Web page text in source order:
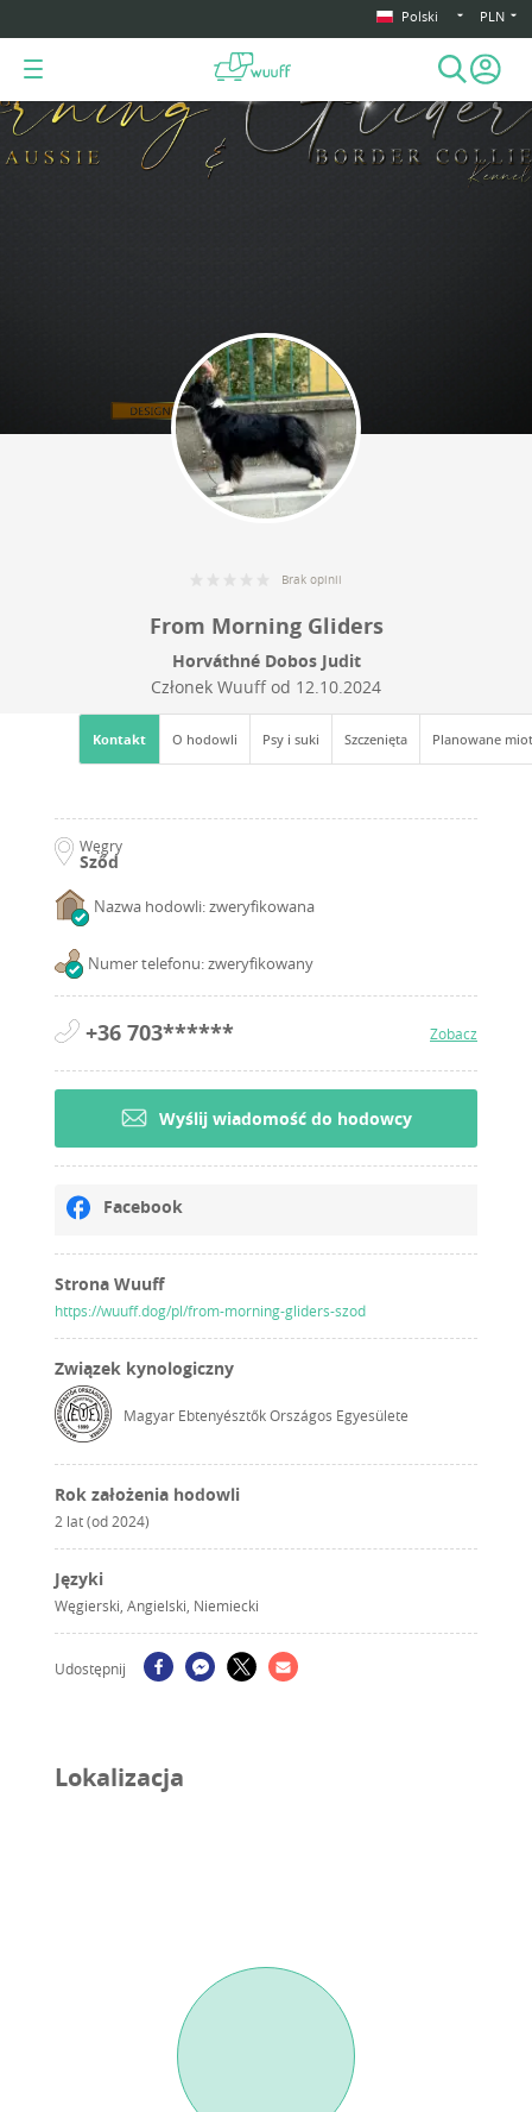
Polski PLN
Brak opinii
From Morning Gliders
Horváthné Dobos Judit
Członek Wuuff od 12.10.2024
Kontakt O hodowli Psy i suki Szczenięta Planowane
Węgry
Sződ
Nazwa hodowli: zweryfikowana
Numer telefonu: zweryfikowany
+36 703****** Zobacz
Wyślij wiadomość do hodowcy
Facebook
Strona Wuuff
https://wuuff.dog/pl/from-morning-gliders-szod
Związek kynologiczny
Magyar Ebtenyésztők Országos Egyesülete
Rok założenia hodowli
2 lat (od 2024)
Języki
Węgierski, Angielski, Niemiecki
Udostępnij
Lokalizacja